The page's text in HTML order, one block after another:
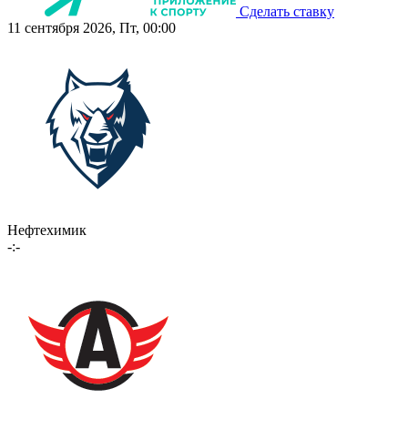
Сделать ставку
11 сентября 2026, Пт, 00:00
Нефтехимик
-:-